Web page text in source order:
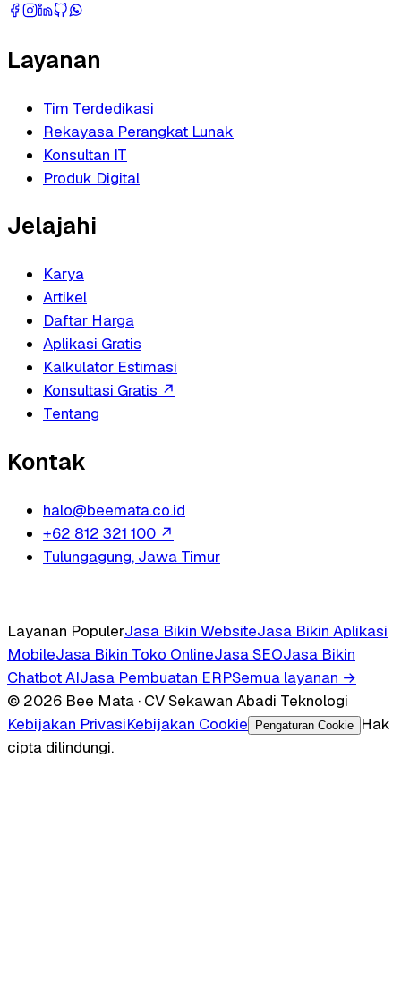
Layanan
Tim Terdedikasi
Rekayasa Perangkat Lunak
Konsultan IT
Produk Digital
Jelajahi
Karya
Artikel
Daftar Harga
Aplikasi Gratis
Kalkulator Estimasi
Konsultasi Gratis ↗
Tentang
Kontak
halo@beemata.co.id
+62 812 321 100 ↗
Tulungagung, Jawa Timur
Layanan PopulerJasa Bikin WebsiteJasa Bikin Aplikasi
MobileJasa Bikin Toko OnlineJasa SEOJasa Bikin
Chatbot AIJasa Pembuatan ERPSemua layanan →
© 2026 Bee Mata · CV Sekawan Abadi Teknologi
Kebijakan PrivasiKebijakan Cookie Pengaturan Cookie
Hak
cipta dilindungi.